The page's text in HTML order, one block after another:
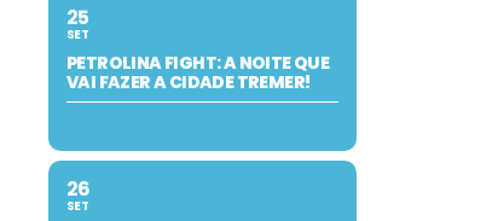
25
SET
PETROLINA FIGHT: A NOITE QUE
VAI FAZER A CIDADE TREMER!
26
SET